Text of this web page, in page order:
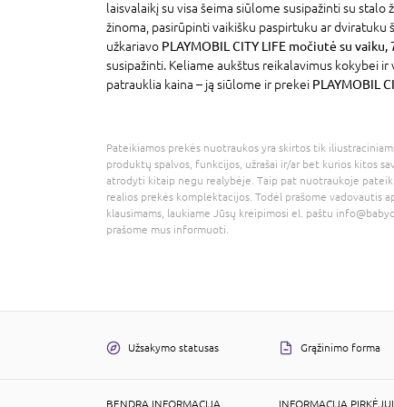
laisvalaikį su visa šeima siūlome susipažinti su stalo
žinoma, pasirūpinti vaikišku paspirtuku ar dviratuku
užkariavo PLAYMOBIL CITY LIFE močiutė su vaiku,
susipažinti. Keliame aukštus reikalavimus kokybei
patrauklia kaina – ją siūlome ir prekei PLAYMOBIL
Pateikiamos prekės nuotraukos yra skirtos tik
produktų spalvos, funkcijos, užrašai ir/ar bet kurios kitos
atrodyti kitaip negu realybėje. Taip pat nuotraukoje
realios prekės komplektacijos. Todėl prašome vadovautis
klausimams, laukiame Jūsų kreipimosi el. paštu
prašome mus informuoti.
Užsakymo statusas Grąžinimo forma
BENDRA INFORMACIJA INFORMACIJA PIRKĖJUI